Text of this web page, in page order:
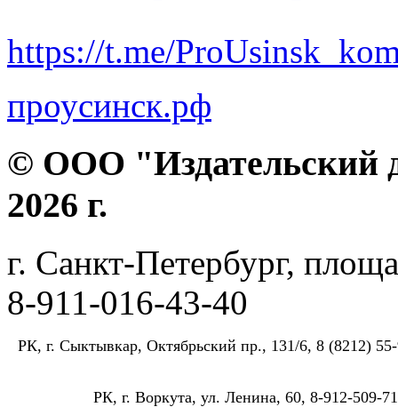
https://t.me/
проусинск.рф
© ООО "Издательский
2026 г.
г. Санкт-Петербург,
8-911-016-43-40
РК, г. Сыктывкар, Октябрьский пр., 131/6, 8 (8212)
РК, г. Воркута, ул. Ленина, 60, 8-912-509-